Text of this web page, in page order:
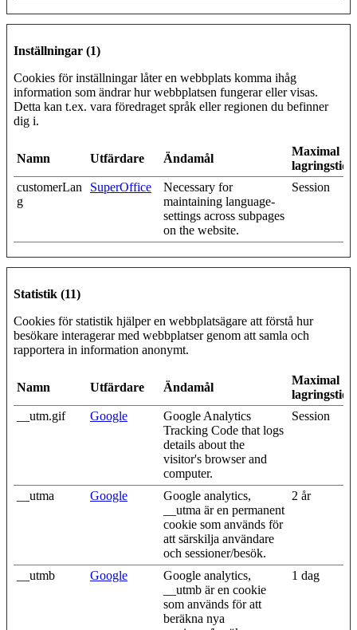
Inställningar (1)
Cookies för inställningar låter en webbplats komma ihåg
information som ändrar hur webbplatsen fungerar eller visas.
Detta kan t.ex. vara föredraget språk eller regionen du befinner
dig i.
Namn Utfärdare Ändamål
Maximal
lagringstid
customerLan
g
SuperOffice
Necessary for
maintaining language-
settings across subpages
on the website.
Session
Statistik (11)
Cookies för statistik hjälper en webbplatsägare att förstå hur
besökare interagerar med webbplatser genom att samla och
rapportera in information anonymt.
Namn Utfärdare Ändamål
Maximal
lagringstid
__utm.gif
Google
Google Analytics
Tracking Code that logs
details about the
visitor's browser and
computer.
Session
__utma Google
Google analytics,
__utma är en permanent
cookie som används för
att särskilja användare
och sessioner/besök.
2 år
__utmb Google
Google analytics,
__utmb är en cookie
som används för att
beräkna nya
1 dag